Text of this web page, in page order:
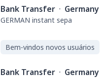
Bank Transfer · Germany
GERMAN instant sepa
Bem-vindos novos usuários
Bank Transfer · Germany